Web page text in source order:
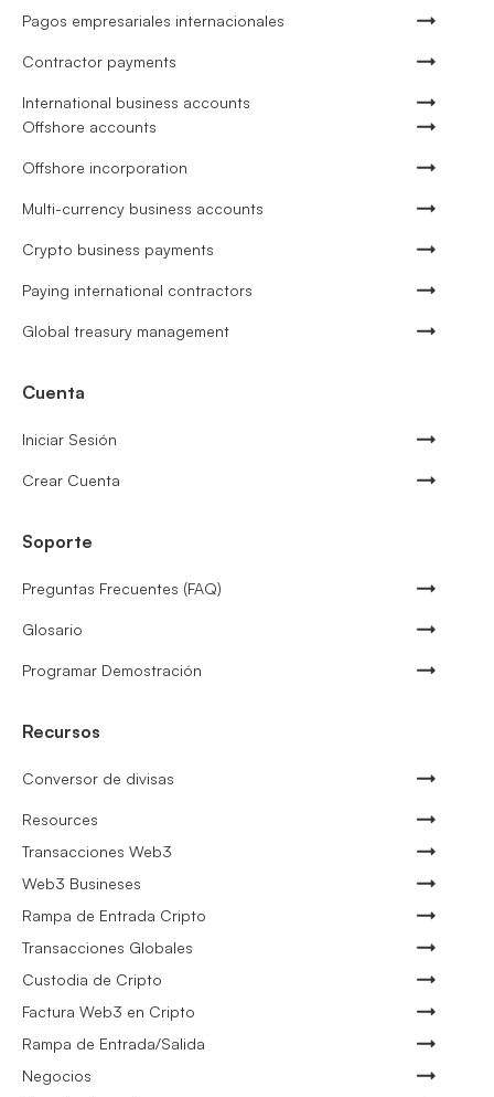
Pagos empresariales internacionales
Contractor payments
International business accounts
Offshore accounts
Offshore incorporation
Multi-currency business accounts
Crypto business payments
Paying international contractors
Global treasury management
Cuenta
Iniciar Sesión
Crear Cuenta
Soporte
Preguntas Frecuentes (FAQ)
Glosario
Programar Demostración
Recursos
Conversor de divisas
Resources
Transacciones Web3
Web3 Busineses
Rampa de Entrada Cripto
Transacciones Globales
Custodia de Cripto
Factura Web3 en Cripto
Rampa de Entrada/Salida
Negocios